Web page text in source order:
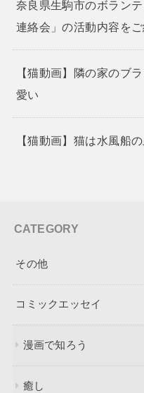
奈良県生駒市のボラン
連絡会」の活動内容をご
【猫動画】隣の家のブ
愛い
【猫動画】猫は水風船
CATEGORY
その他
コミックエッセイ
漫画で知ろう
癒し